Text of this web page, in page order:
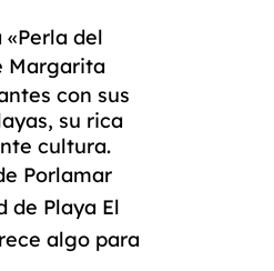
del
Margarita
con sus
su rica
cultura.
Porlamar
de Playa El
algo para